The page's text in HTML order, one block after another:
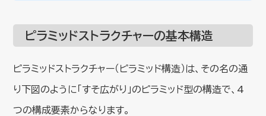
ピラミッドストラクチャーの基本構造
ピラミッドストラクチャー（ピラミッド構造）は、その名の通
り下図のように「すそ広がり」のピラミッド型の構造で、4
つの構成要素からなります。